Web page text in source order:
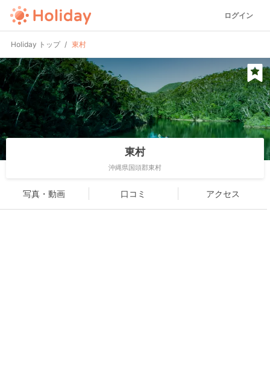
ログイン
Holiday トップ 東村
東村
沖縄県国頭郡東村
写真・動画 口コミ アクセス